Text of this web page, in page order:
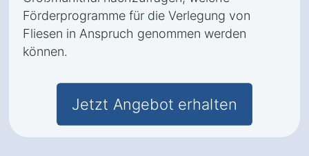
Förderprogramme für die Verlegung von
Fliesen in Anspruch genommen werden
können.
Jetzt Angebot erhalten